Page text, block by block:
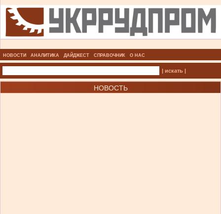
НОВОСТИ АНАЛИТИКА ДАЙДЖЕСТ СПРАВОЧНИК О НАС
| искать |
НОВОСТЬ